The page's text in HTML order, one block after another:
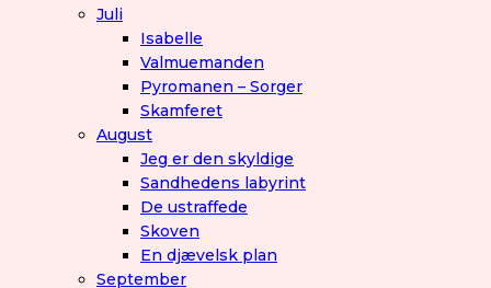
Juli
Isabelle
Valmuemanden
Pyromanen – Sorger
Skamferet
August
Jeg er den skyldige
Sandhedens labyrint
De ustraffede
Skoven
En djævelsk plan
September